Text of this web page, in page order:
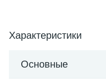
Характеристики
Основные